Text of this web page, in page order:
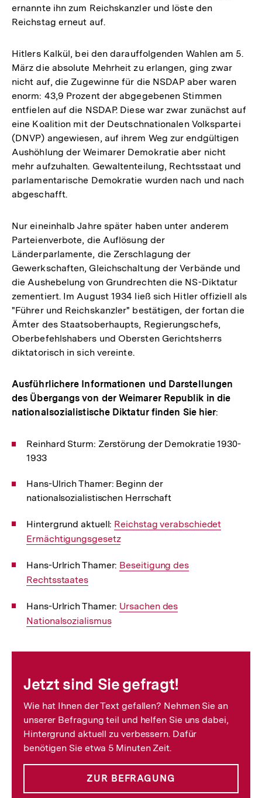
ernannte ihn zum Reichskanzler und löste den
Reichstag erneut auf.
Hitlers Kalkül, bei den darauffolgenden Wahlen am 5.
März die absolute Mehrheit zu erlangen, ging zwar
nicht auf, die Zugewinne für die NSDAP aber waren
enorm: 43,9 Prozent der abgegebenen Stimmen
entfielen auf die NSDAP. Diese war zwar zunächst auf
eine Koalition mit der Deutschnationalen Volkspartei
(DNVP) angewiesen, auf ihrem Weg zur endgültigen
Aushöhlung der Weimarer Demokratie aber nicht
mehr aufzuhalten. Gewaltenteilung, Rechtsstaat und
parlamentarische Demokratie wurden nach und nach
abgeschafft.
Nur eineinhalb Jahre später haben unter anderem
Parteienverbote, die Auflösung der
Länderparlamente, die Zerschlagung der
Gewerkschaften, Gleichschaltung der Verbände und
die Aushebelung von Grundrechten die NS-Diktatur
zementiert. Im August 1934 ließ sich Hitler offiziell als
"Führer und Reichskanzler" bestätigen, der fortan die
Ämter des Staatsoberhaupts, Regierungschefs,
Oberbefehlshabers und Obersten Gerichtsherrs
diktatorisch in sich vereinte.
Ausführlichere Informationen und Darstellungen
des Übergangs von der Weimarer Republik in die
nationalsozialistische Diktatur finden Sie hier:
Reinhard Sturm: Zerstörung der Demokratie 1930-
1933
Hans-Ulrich Thamer: Beginn der
nationalsozialistischen Herrschaft
Hintergrund aktuell: Interner
Link:
Reichstag verabschiedet
Ermächtigungsgesetz
Hans-Urlrich Thamer: Interner
Beseitigung des
Rechtsstaates
Hans-Urlrich Thamer: Interner
Ursachen des
Nationalsozialismus
Jetzt sind Sie gefragt!
Wie hat Ihnen der Text gefallen? Nehmen Sie an
unserer Befragung teil und helfen Sie uns dabei,
Hintergrund aktuell zu verbessern. Dafür
benötigen Sie etwa 5 Minuten Zeit.
ZUR BEFRAGUNG